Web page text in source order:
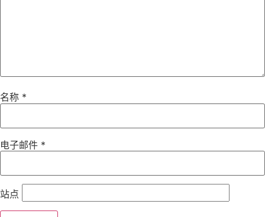
名称 *
电子邮件 *
站点